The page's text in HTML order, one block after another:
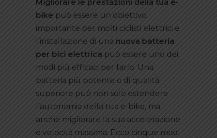
Migliorare le prestazioni della tua e-
bike può essere un obiettivo
importante per molti ciclisti elettrici e
l’installazione di una nuova batteria
per bici elettrica può essere uno dei
modi più efficaci per farlo. Una
batteria più potente o di qualità
superiore può non solo estendere
l’autonomia della tua e-bike, ma
anche migliorare la sua accelerazione
e velocità massima. Ecco cinque modi